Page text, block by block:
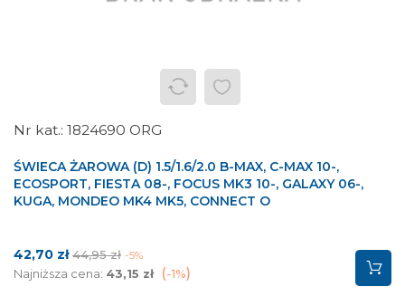
1824690 ORG
ŚWIECA ŻAROWA (D) 1.5/1.6/2.0 B-MAX, C-MAX 10-,
ECOSPORT, FIESTA 08-, FOCUS MK3 10-, GALAXY 06-,
KUGA, MONDEO MK4 MK5, CONNECT O
Cena
42,70 zł Cena
podstawowa
44,95 zł -5%
Najniższa cena: 43,15 zł -1%